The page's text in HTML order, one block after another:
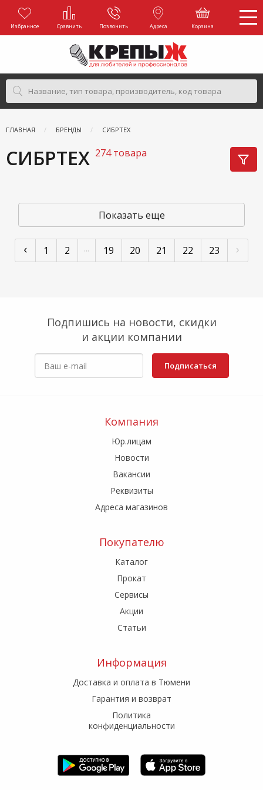
Избранное Сравнить Позвонить Адреса Корзина
ГЛАВНАЯ БРЕНДЫ СИБРТЕХ
СИБРТЕХ 274 товара
Показать еще
‹ 1 2 ... 19 20 21 22 23 ›
Подпишись на новости, скидки
и акции компании
Подписаться
Компания
Юр.лицам
Новости
Вакансии
Реквизиты
Адреса магазинов
Покупателю
Каталог
Прокат
Сервисы
Акции
Статьи
Информация
Доставка и оплата в Тюмени
Гарантия и возврат
Политика
конфиденциальности